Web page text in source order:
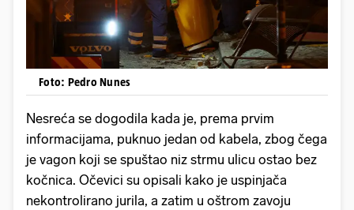
Foto: Pedro Nunes
Nesreća se dogodila kada je, prema prvim
informacijama, puknuo jedan od kabela, zbog čega
je vagon koji se spuštao niz strmu ulicu ostao bez
kočnica. Očevici su opisali kako je uspinjača
nekontrolirano jurila, a zatim u oštrom zavoju